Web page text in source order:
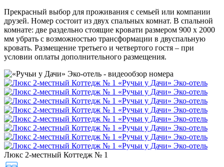
Прекрасный выбор для проживания с семьей или компании
друзей. Номер состоит из двух спальных комнат. В спальной
комнате: две раздельно стоящие кровати размером 900 х 2000
мм убрать с возможностью трансформации в двуспальную
кровать. Размещение третьего и четвертого гостя – при
условии оплаты дополнительного размещения.
Люкс 2-местный Коттедж № 1